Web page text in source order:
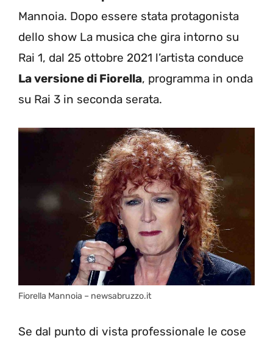
Mannoia. Dopo essere stata protagonista
dello show La musica che gira intorno su
Rai 1, dal 25 ottobre 2021 l’artista conduce
La versione di Fiorella, programma in onda
su Rai 3 in seconda serata.
Fiorella Mannoia – newsabruzzo.it
Se dal punto di vista professionale le cose